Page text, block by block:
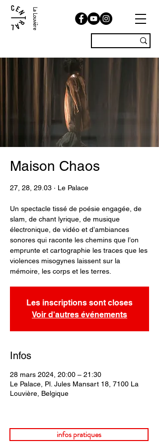
La Louvière
Maison Chaos
27, 28, 29.03 · Le Palace
Un spectacle tissé de poésie engagée, de
slam, de chant lyrique, de musique
électronique, de vidéo et d’ambiances
sonores qui raconte les chemins que l’on
emprunte et cartographie les traces que les
violences misogynes laissent sur la
mémoire, les corps et les terres.
Les inscriptions sont closes
Voir d'autres événements
Infos
28 mars 2024, 20:00 – 21:30
Le Palace, Pl. Jules Mansart 18, 7100 La
Louvière, Belgique
infos pratiques